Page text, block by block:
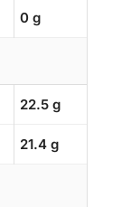
0 g
22.5 g
21.4 g